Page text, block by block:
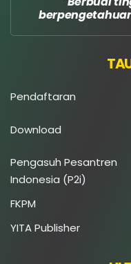
Pendaftaran
Download
Pengasuh Pesantren
Indonesia (P2i)
FKPM
YITA Publisher